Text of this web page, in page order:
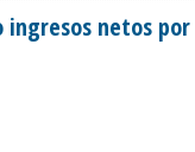
netos